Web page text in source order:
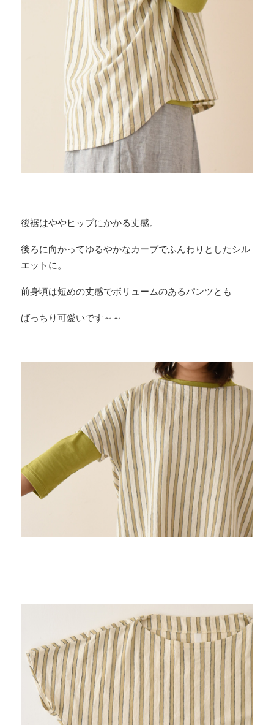
後裾はややヒップにかかる丈感。
後ろに向かってゆるやかなカーブでふんわりとしたシル
エットに。
前身頃は短めの丈感でボリュームのあるパンツとも
ばっちり可愛いです～～